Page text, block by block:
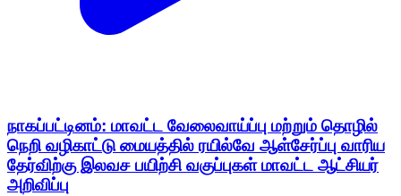
நாகப்பட்டினம்: மாவட்ட வேலைவாய்ப்பு மற்றும் தொழில்
நெறி வழிகாட்டு மையத்தில் ரயில்வே ஆள்சேர்ப்பு வாரிய
தேர்விற்கு இலவச பயிற்சி வகுப்புகள் மாவட்ட ஆட்சியர்
அறிவிப்பு